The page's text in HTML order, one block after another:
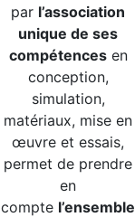
par l’association
unique de ses
compétencesen
conception,
simulation,
matériaux, mise en
œuvre et essais,
permet de prendre
en
compte l’ensemble